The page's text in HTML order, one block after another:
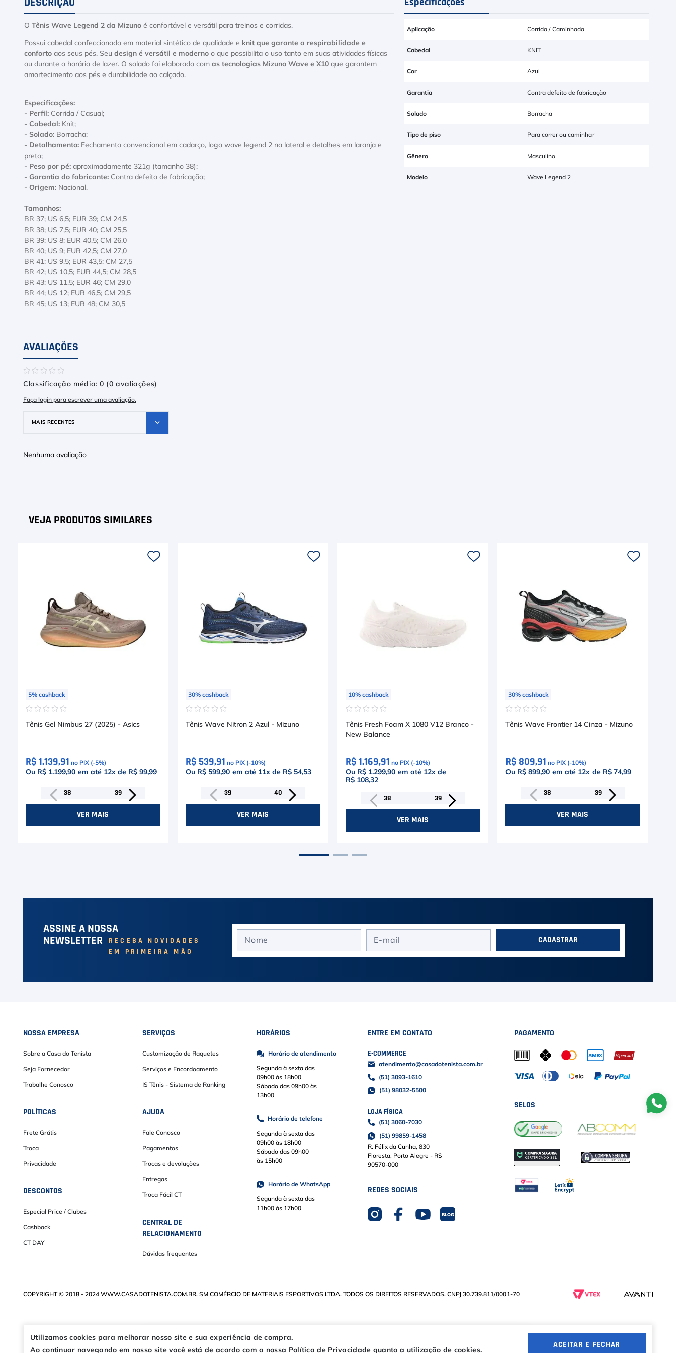
Utilizamos cookies para melhorar nosso site e sua experiência de compra.
Ao continuar navegando em nosso site você está de acordo com a nossa Política de Privacidade quanto a utilização de cookies.
ACEITAR E FECHAR
O Tênis Wave Legend 2 da Mizuno é confortável e versátil para treinos e corridas.
Possui cabedal confeccionado em material sintético de qualidade e knit que garante a respirabilidade e
conforto aos seus pés. Seu design é versátil e moderno o que possibilita o uso tanto em suas atividades físicas
ou durante o horário de lazer. O solado foi elaborado com as tecnologias Mizuno Wave e X10 que garantem
amortecimento aos pés e durabilidade ao calçado.
Especificações:
- Perfil: Corrida / Casual;
- Cabedal: Knit;
- Solado: Borracha;
- Detalhamento: Fechamento convencional em cadarço, logo wave legend 2 na lateral e detalhes em laranja e
preto;
- Peso por pé: aproximadamente 321g (tamanho 38);
- Garantia do fabricante: Contra defeito de fabricação;
- Origem: Nacional.
Tamanhos:
BR 37; US 6,5; EUR 39; CM 24,5
BR 38; US 7,5; EUR 40; CM 25,5
BR 39; US 8; EUR 40,5; CM 26,0
BR 40; US 9; EUR 42,5; CM 27,0
BR 41; US 9,5; EUR 43,5; CM 27,5
BR 42; US 10,5; EUR 44,5; CM 28,5
BR 43; US 11,5; EUR 46; CM 29,0
BR 44; US 12; EUR 46,5; CM 29,5
BR 45; US 13; EUR 48; CM 30,5
Especificações
Aplicação Corrida / Caminhada
Cabedal KNIT
Cor Azul
Garantia Contra defeito de fabricação
Solado Borracha
Tipo de piso Para correr ou caminhar
Gênero Masculino
Modelo Wave Legend 2
AVALIAÇÕES
☆☆☆☆☆
Classificação média: 0 (0 avaliações)
Faça login para escrever uma avaliação.
MAIS RECENTES
Nenhuma avaliação
5% cashback
☆☆☆☆☆
Tênis Gel Nimbus 27 (2025) - Asics
R$ 1.139,91 no PIX (-5%)
Ou R$ 1.199,90 em até 12x de R$ 99,99
38 39
VER MAIS
30% cashback
☆☆☆☆☆
Tênis Wave Nitron 2 Azul - Mizuno
R$ 539,91 no PIX (-10%)
Ou R$ 599,90 em até 11x de R$ 54,53
39 40
VER MAIS
10% cashback
☆☆☆☆☆
Tênis Fresh Foam X 1080 V12 Branco -
New Balance
R$ 1.169,91 no PIX (-10%)
Ou R$ 1.299,90 em até 12x de
R$ 108,32
38 39
VER MAIS
30% cashback
☆☆☆☆☆
Tênis Wave Frontier 14 Cinza - Mizuno
R$ 809,91 no PIX (-10%)
Ou R$ 899,90 em até 12x de R$ 74,99
38 39
VER MAIS
ASSINE A NOSSA
NEWSLETTER
RECEBA NOVIDADES
EM PRIMEIRA MÃO
CADASTRAR
NOSSA EMPRESA
Sobre a Casa do Tenista
Seja Fornecedor
Trabalhe Conosco
POLÍTICAS
Frete Grátis
Troca
Privacidade
DESCONTOS
Especial Price / Clubes
Cashback
CT DAY
SERVIÇOS
Customização de Raquetes
Serviços e Encordoamento
IS Tênis - Sistema de Ranking
AJUDA
Fale Conosco
Pagamentos
Trocas e devoluções
Entregas
Troca Fácil CT
CENTRAL DE
RELACIONAMENTO
Dúvidas frequentes
HORÁRIOS
Horário de atendimento
Segunda à sexta das
09h00 às 18h00
Sábado das 09h00 às
13h00
Horário de telefone
Segunda à sexta das
09h00 às 18h00
Sábado das 09h00
às 15h00
Horário de WhatsApp
Segunda à sexta das
11h00 às 17h00
ENTRE EM CONTATO
E-COMMERCE
atendimento@casadotenista.com.br
(51) 3093-1610
(51) 98032-5500
LOJA FÍSICA
(51) 3060-7030
(51) 99859-1458
R. Félix da Cunha, 830
Floresta, Porto Alegre - RS
90570-000
REDES SOCIAIS
PAGAMENTO
SELOS
COPYRIGHT © 2018 - 2024 WWW.CASADOTENISTA.COM.BR, SM COMÉRCIO DE MATERIAIS ESPORTIVOS LTDA. TODOS OS DIREITOS RESERVADOS. CNPJ 30.739.811/0001-70